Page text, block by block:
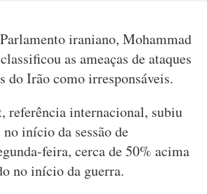
iraniano, Mohammad
as ameaças de ataques
do Irão como irresponsáveis.
referência internacional, subiu
início da sessão de
feira, cerca de 50% acima
no início da guerra.